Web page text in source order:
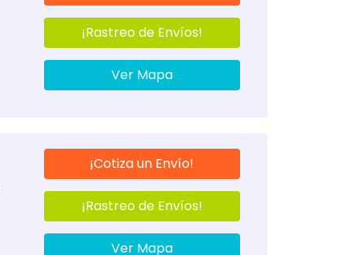
¡Rastreo de Envíos!
Ver Mapa
¡Cotiza un Envío!
¡Rastreo de Envíos!
Ver Mapa